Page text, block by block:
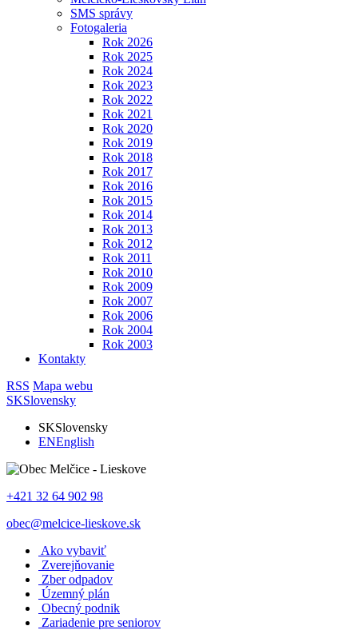
SMS správy
Fotogaleria
Rok 2026
Rok 2025
Rok 2024
Rok 2023
Rok 2022
Rok 2021
Rok 2020
Rok 2019
Rok 2018
Rok 2017
Rok 2016
Rok 2015
Rok 2014
Rok 2013
Rok 2012
Rok 2011
Rok 2010
Rok 2009
Rok 2007
Rok 2006
Rok 2004
Rok 2003
Kontakty
RSS Mapa webu
SKSlovensky
SKSlovensky
ENEnglish
+421 32 64 902 98
obec@melcice-lieskove.sk
Ako vybaviť
Zverejňovanie
Zber odpadov
Územný plán
Obecný podnik
Zariadenie pre seniorov